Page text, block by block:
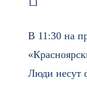
В 11:30 на
Люди несут